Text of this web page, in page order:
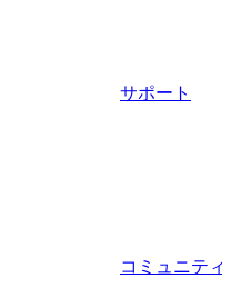
サポート
コミュニティ